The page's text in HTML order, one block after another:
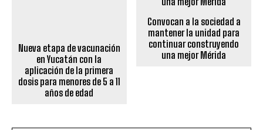
en Yucatán con la
aplicación de la primera
dosis para menores de 5 a 11
años de edad
Convocan a la sociedad a
mantener la unidad para
continuar construyendo
una mejor Mérida